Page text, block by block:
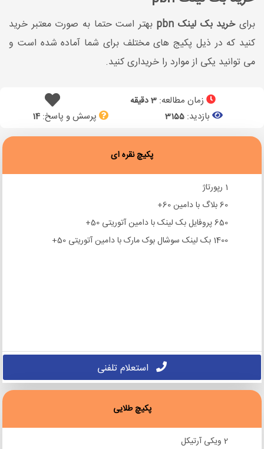
برایخرید بک لینک pbn
بهتر است حتما به صورت معتبر خرید
کنید که در ذیل پکیج های مختلف برای شما آماده شده است و
می توانید یکی از موارد را خریداری کنید.
زمان مطالعه: 3 دقیقه
بازدید:3155 پرسش و پاسخ: 14
پکیچ نقره ای
1 رپورتاژ
60 بلاگ با دامین 60+
650 پروفایل بک لینک با دامین آتوریتی 50+
1400 بک لینک سوشال بوک مارک با دامین آتوریتی 50+
استعلام تلفنی
پکیچ طلایی
2 ویکی آرتیکل